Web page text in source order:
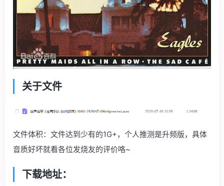
关于文件
文件体积：文件达到少有的1G+，个人推测是升频版，具体
音质好坏就看各位发烧友的评价咯~
下载地址：